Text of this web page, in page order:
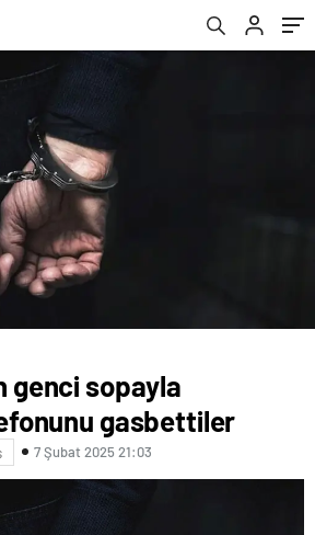
genci sopayla
gasbettiler
7 Şubat 2025 21:03